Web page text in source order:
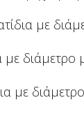
με
διάμετρο
με